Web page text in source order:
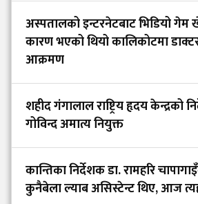
अस्पतालको इन्टरनेटबाट भिडियो गेम
कारण भएको थियो कालिकोटमा
आक्रमण
शहीद गंगालाल राष्ट्रिय हृदय केन्द्रको
गोविन्द अमात्य नियुक्त
कान्तिका निर्देशक डा. रामहरि
कुनैबेला ल्याब असिस्टेन्ट थिए, आज